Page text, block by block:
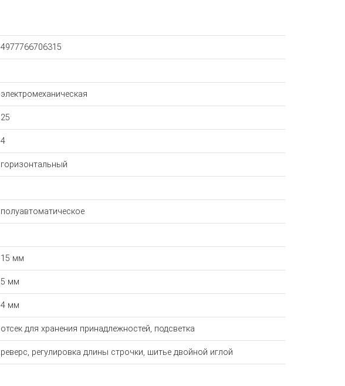
4977766706315
электромеханическая
25
4
горизонтальный
полуавтоматическое
15 мм
5 мм
4 мм
отсек для хранения принадлежностей, подсветка
реверс, регулировка длины строчки, шитье двойной иглой